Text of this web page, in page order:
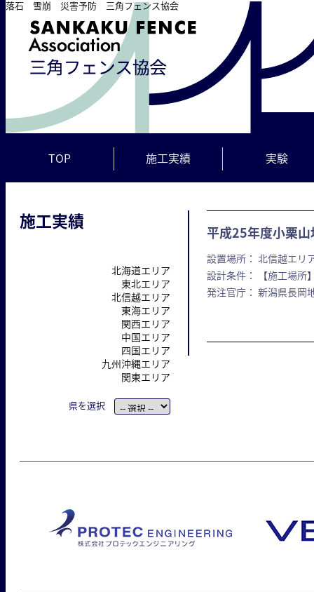
落石 雪崩 災害予防 三角フェンス協会
TOP 施工実績 実験
施工実績
北海道エリア
東北エリア
北信越エリア
東海エリア
関西エリア
中国エリア
四国エリア
九州沖縄エリア
関東エリア
県を選択
平成25年度小栗
設置場所： 北信越エリ
設計条件： 【施工場所
発注官庁： 新潟県長岡